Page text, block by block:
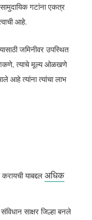
गटांना एकत्र
आहे.
जमिनीवर उपस्थित
त्याचे मूल्य ओळखणे
आहे त्यांना त्यांचा लाभ
याबद्दलअधिक
साक्षर जिल्हा बनले